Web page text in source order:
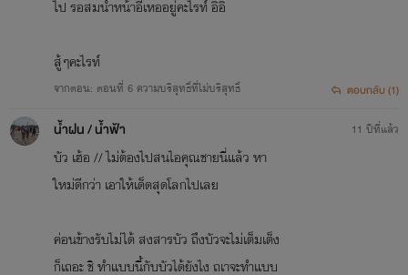
ไป รอสมน้ำหน้าอี้เหออยู่คะไรท์ อิอิ
สู้ๆคะไรท์
จากตอน: ตอนที่ 6 ความบริสุทธิ์ที่ไม่บริสุทธิ์ ตอบกลับ (1)
น้ำฝน / น้ำฟ้า
บัว เฮ้อ // ไม่ต้องไปสนไอคุณชายนี่แล้ว หา
ใหม่ดีกว่า เอาให้เด็ดสุดโลกไปเลย
ค่อนข้างรับไม่ได้ สงสารบัว ถึงบัวจะไม่เต็มเต็ง
ก็เถอะ ชิ ทำแบบนี้กับบัวได้ยังไง ถเาจะทำแบบ
11 ปีที่แล้ว